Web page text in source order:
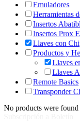
Emuladores
Herramientas
Insertos
Insertos Prox
Llaves con
Productos y
Llaves
Llaves
Remote Basics
Transponder
No products were